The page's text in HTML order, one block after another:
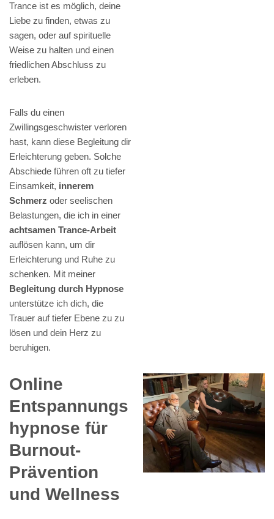
Trance ist es möglich, deine
Liebe zu finden, etwas zu
sagen, oder auf spirituelle
Weise zu halten und einen
friedlichen Abschluss zu
erleben.
Falls du einen
Zwillingsgeschwister verloren
hast, kann diese Begleitung dir
Erleichterung geben. Solche
Abschiede führen oft zu tiefer
Einsamkeit, innerem
Schmerz oder seelischen
Belastungen, die ich in einer
achtsamen Trance-Arbeit
auflösen kann, um dir
Erleichterung und Ruhe zu
schenken. Mit meiner
Begleitung durch Hypnose
unterstütze ich dich, die
Trauer auf tiefer Ebene zu zu
lösen und dein Herz zu
beruhigen.
Online
Entspannungs
hypnose für
Burnout-
Prävention
und Wellness